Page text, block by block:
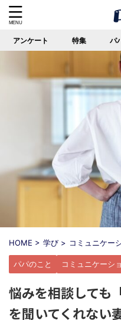
アンケート 特集 パ
HOME > 学び > コミュニケー
パパのこと コミュニケーシ
悩みを相談しても
を聞いてくれない